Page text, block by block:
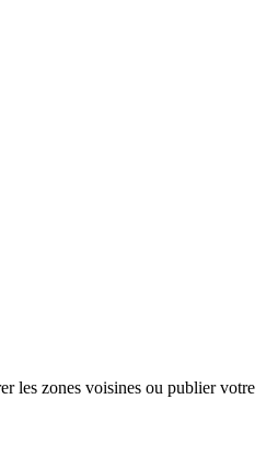
les zones voisines ou publier votre